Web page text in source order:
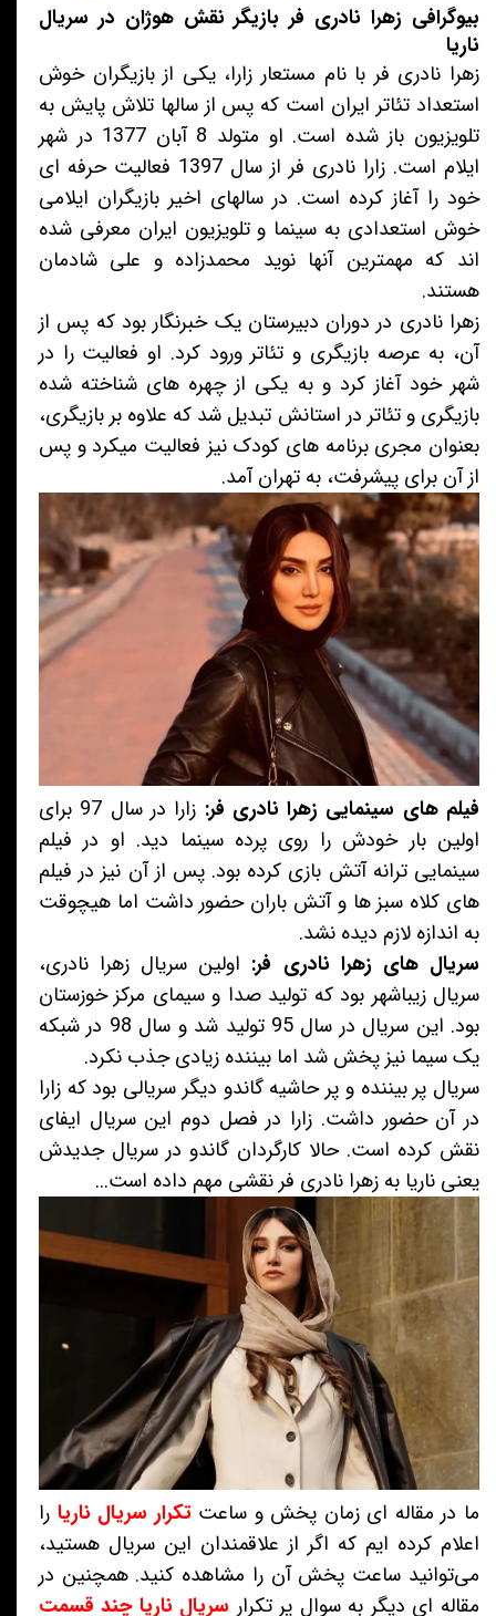
بیوگرافی زهرا نادری فر بازیگر نقش هوژان در سریال
ناریا
زهرا نادری فر با نام مستعار زارا، یکی از بازیگران خوش
استعداد تئاتر ایران است که پس از سالها تلاش پایش به
تلویزیون باز شده است. او متولد 8 آبان 1377 در شهر
ایلام است. زارا نادری فر از سال 1397 فعالیت حرفه ای
خود را آغاز کرده است. در سالهای اخیر بازیگران ایلامی
خوش استعدادی به سینما و تلویزیون ایران معرفی شده
اند که مهمترین آنها نوید محمدزاده و علی شادمان
هستند.
زهرا نادری در دوران دبیرستان یک خبرنگار بود که پس از
آن، به عرصه بازیگری و تئاتر ورود کرد. او فعالیت را در
شهر خود آغاز کرد و به یکی از چهره های شناخته شده
بازیگری و تئاتر در استانش تبدیل شد که علاوه بر بازیگری،
بعنوان مجری برنامه های کودک نیز فعالیت میکرد و پس
از آن برای پیشرفت، به تهران آمد.
فیلم های سینمایی زهرا نادری فر:
زارا در سال 97 برای
اولین بار خودش را روی پرده سینما دید. او در فیلم
سینمایی ترانه آتش بازی کرده بود. پس از آن نیز در فیلم
های کلاه سبز ها و آتش باران حضور داشت اما هیچوقت
به اندازه لازم دیده نشد.
سریال های زهرا نادری فر: اولین سریال زهرا نادری،
سریال زیباشهر بود که تولید صدا و سیمای مرکز خوزستان
بود. این سریال در سال 95 تولید شد و سال 98 در شبکه
یک سیما نیز پخش شد اما بیننده زیادی جذب نکرد.
سریال پر بیننده و پر حاشیه گاندو دیگر سریالی بود که زارا
در آن حضور داشت. زارا در فصل دوم این سریال ایفای
نقش کرده است. حالا کارگردان گاندو در سریال جدیدش
یعنی ناریا به زهرا نادری فر نقشی مهم داده است...
ما در مقاله ای زمان پخش و ساعتتکرار سریال ناریا را
اعلام کرده ایم که اگر از علاقمندان این سریال هستید،
می‌توانید ساعت پخش آن را مشاهده کنید. همچنین در
مقاله ای دیگر به سوال پر تکرار سریال ناریا چند قسمت